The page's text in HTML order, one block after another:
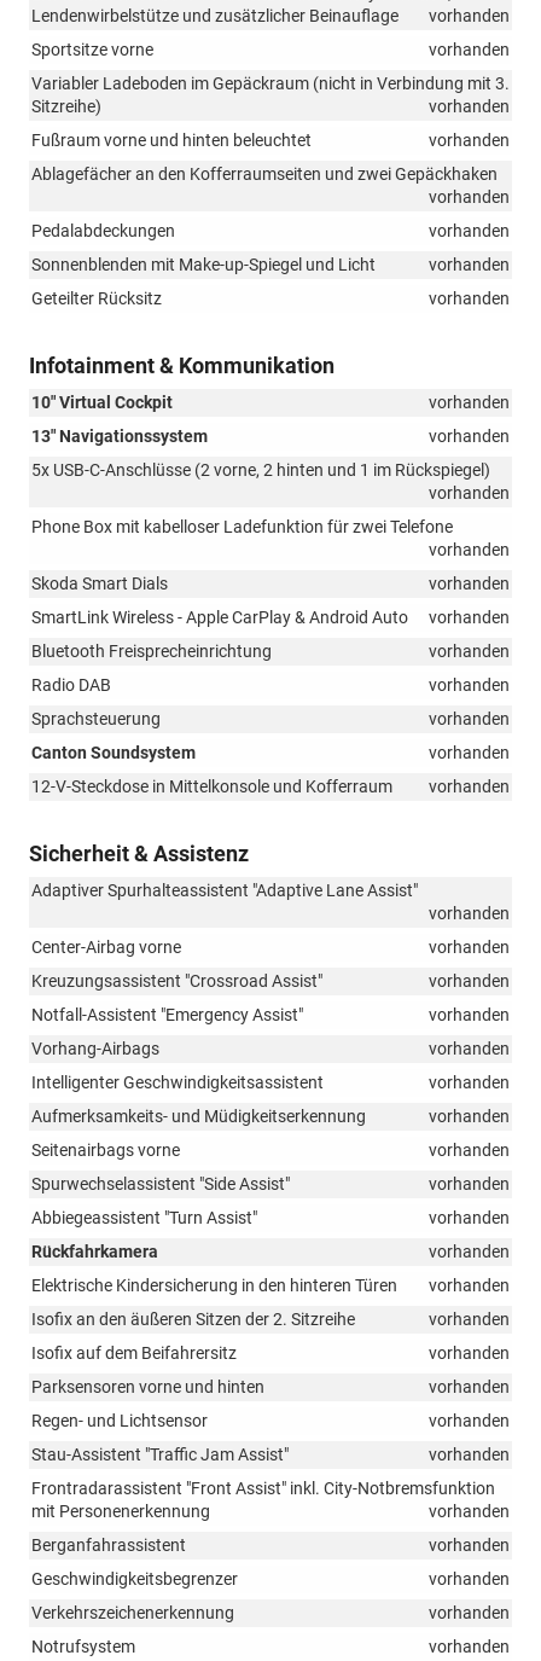
Lendenwirbelstütze und zusätzlicher Beinauflage
vorhanden
Sportsitze vorne
vorhanden
Variabler Ladeboden im Gepäckraum (nicht in Verbindung mit 3.
Sitzreihe)
vorhanden
Fußraum vorne und hinten beleuchtet
vorhanden
Ablagefächer an den Kofferraumseiten und zwei Gepäckhaken
vorhanden
Pedalabdeckungen
vorhanden
Sonnenblenden mit Make-up-Spiegel und Licht
vorhanden
Geteilter Rücksitz
vorhanden
Infotainment & Kommunikation
10" Virtual Cockpit
vorhanden
13" Navigationssystem
vorhanden
5x USB-C-Anschlüsse (2 vorne, 2 hinten und 1 im Rückspiegel)
vorhanden
Phone Box mit kabelloser Ladefunktion für zwei Telefone
vorhanden
Skoda Smart Dials
vorhanden
SmartLink Wireless - Apple CarPlay & Android Auto
vorhanden
Bluetooth Freisprecheinrichtung
vorhanden
Radio DAB
vorhanden
Sprachsteuerung
vorhanden
Canton Soundsystem
vorhanden
12-V-Steckdose in Mittelkonsole und Kofferraum
vorhanden
Sicherheit & Assistenz
Adaptiver Spurhalteassistent "Adaptive Lane Assist"
vorhanden
Center-Airbag vorne
vorhanden
Kreuzungsassistent "Crossroad Assist"
vorhanden
Notfall-Assistent "Emergency Assist"
vorhanden
Vorhang-Airbags
vorhanden
Intelligenter Geschwindigkeitsassistent
vorhanden
Aufmerksamkeits- und Müdigkeitserkennung
vorhanden
Seitenairbags vorne
vorhanden
Spurwechselassistent "Side Assist"
vorhanden
Abbiegeassistent "Turn Assist"
vorhanden
Rückfahrkamera
vorhanden
Elektrische Kindersicherung in den hinteren Türen
vorhanden
Isofix an den äußeren Sitzen der 2. Sitzreihe
vorhanden
Isofix auf dem Beifahrersitz
vorhanden
Parksensoren vorne und hinten
vorhanden
Regen- und Lichtsensor
vorhanden
Stau-Assistent "Traffic Jam Assist"
vorhanden
Frontradarassistent "Front Assist" inkl. City-Notbremsfunktion
mit Personenerkennung
vorhanden
Berganfahrassistent
vorhanden
Geschwindigkeitsbegrenzer
vorhanden
Verkehrszeichenerkennung
vorhanden
Notrufsystem
vorhanden